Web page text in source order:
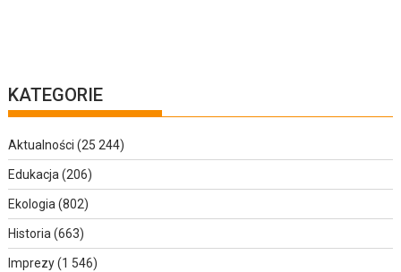
KATEGORIE
Aktualności (25 244)
Edukacja(206)
Ekologia(802)
Historia(663)
Imprezy(1 546)